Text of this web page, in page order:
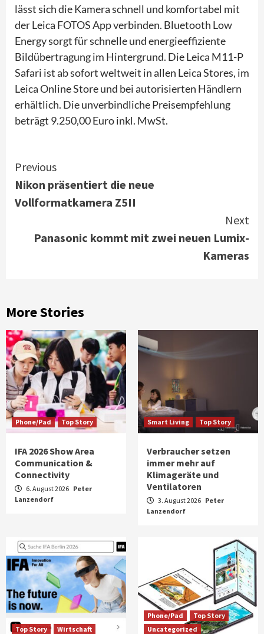
lässt sich die Kamera schnell und komfortabel mit
der Leica FOTOS App verbinden. Bluetooth Low
Energy sorgt für schnelle und energieeffiziente
Bildübertragung im Hintergrund. Die Leica M11-P
Safari ist ab sofort weltweit in allen Leica Stores, im
Leica Online Store und bei autorisierten Händlern
erhältlich. Die unverbindliche Preisempfehlung
beträgt 9.250,00 Euro inkl. MwSt.
Continue
Reading
Previous
Nikon präsentiert die neue
Vollformatkamera Z5II
Next
Panasonic kommt mit zwei neuen Lumix-
Kameras
More Stories
Phone/Pad Top Story
IFA 2026 Show Area
Communication &
Connectivity
6. August 2026 Peter
Lanzendorf
Smart Living Top Story
Verbraucher setzen
immer mehr auf
Klimageräte und
Ventilatoren
3. August 2026 Peter
Lanzendorf
Top Story Wirtschaft
Phone/Pad
Top Story
Uncategorized